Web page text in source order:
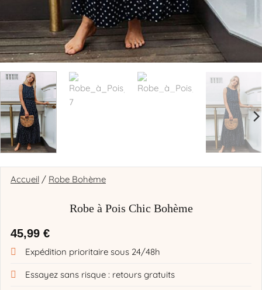
Accueil / Robe Bohème
Robe à Pois Chic Bohème
45,99 €
Expédition prioritaire sous 24/48h
Essayez sans risque : retours gratuits